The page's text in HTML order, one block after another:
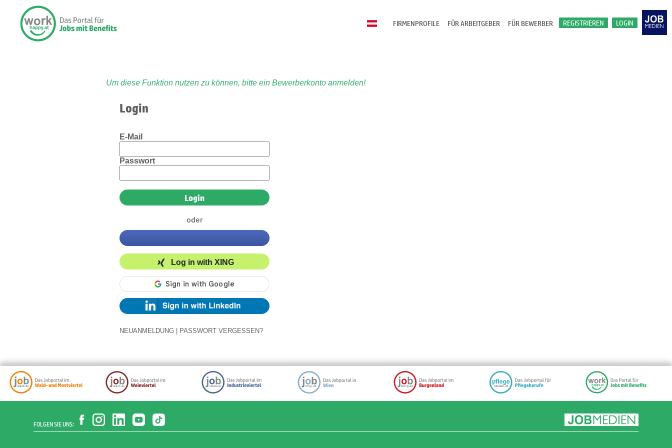
LOGIN
REGISTRIEREN
FÜR BEWERBER
FÜR ARBEITGEBER
FIRMENPROFILE
Um diese Funktion nutzen zu können, bitte ein Bewerberkonto anmelden!
Login
E-Mail
Passwort
oder
Log in with XING
NEUANMELDUNG PASSWORT VERGESSEN?
FOLGEN SIE UNS: